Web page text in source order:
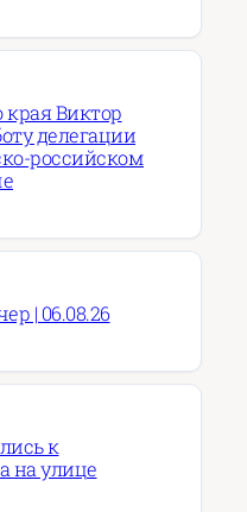
края Виктор
делегации
российском
| 06.08.26
к
на улице